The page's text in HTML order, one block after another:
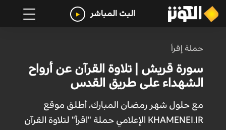
البث المباشر
حملة إقرأ
سورة قريش | تلاوة القرآن عن أرواح
الشهداء على طريق القدس
مع حلول شهر رمضان المبارك، أطلق موقع
KHAMENEI.IR الإعلامي حملة "اقرأ" لتلاوة القرآن